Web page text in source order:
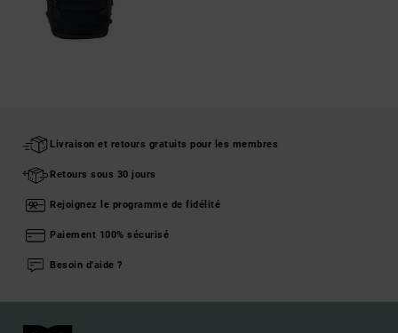
Livraison et retours gratuits pour les membres
Retours sous 30 jours
Rejoignez le programme de fidélité
Paiement 100% sécurisé
Besoin d'aide ?